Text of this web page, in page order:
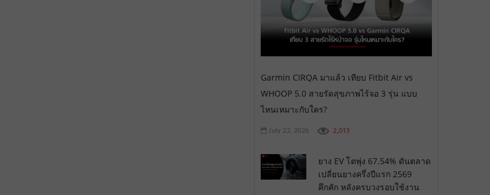
Garmin CIRQA มาแล้ว เทียบ Fitbit Air vs
WHOOP 5.0 สายรัดสุขภาพไร้จอ 3 รุ่น แบบ
ไหนเหมาะกับใคร?
July 22, 2026 2,013
ยาง EV โตพุ่ง 67.54% ดันตลาด
เปลี่ยนยางครึ่งปีแรก 2569
คึกคัก หลังครบวงรอบใช้งาน